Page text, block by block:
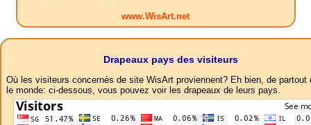
www.WisArt.net
Drapeaux pays des visiteurs
Où les visiteurs concernés de site WisArt proviennent? Eh bien, de partout
le monde: ci-dessous, vous pouvez voir les drapeaux de leurs pays.